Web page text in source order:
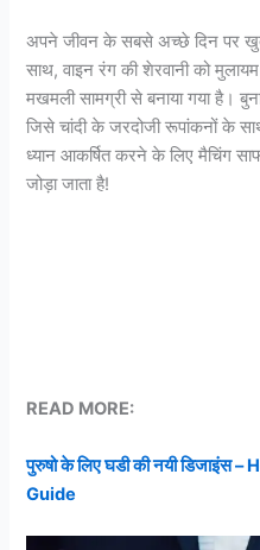
अपने जीवन के सबसे अच्छे दिन पर
साथ, वाइन रंग की शेरवानी को
मखमली सामग्री से बनाया गया है।
जिसे चांदी के जरदोजी रूपांकनों के
ध्यान आकर्षित करने के लिए मैचिंग
जोड़ा जाता है!
READ MORE:
पुरुषो के लिए घडी की नयी
Guide